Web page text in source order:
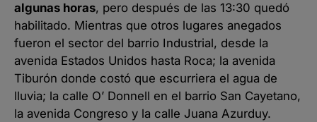
algunas horas, pero después de las 13:30 quedó
habilitado. Mientras que otros lugares anegados
fueron el sector del barrio Industrial, desde la
avenida Estados Unidos hasta Roca; la avenida
Tiburón donde costó que escurriera el agua de
lluvia; la calle O’ Donnell en el barrio San Cayetano,
la avenida Congreso y la calle Juana Azurduy.